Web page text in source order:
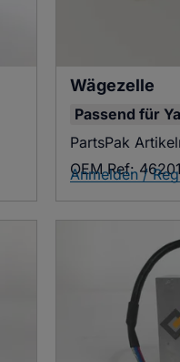
Wägezelle
Passend für
PartsPak
OEM Ref:
Anmelden /